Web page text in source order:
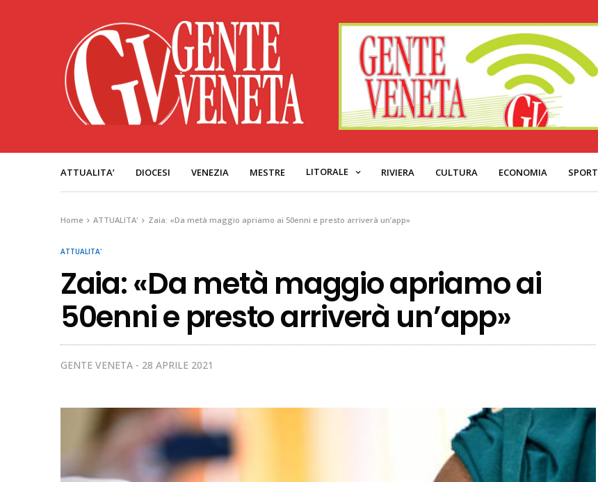
ATTUALITA’ DIOCESI VENEZIA MESTRE LITORALE RIVIERA CULTURA ECONOMIA SPORT
Home ATTUALITA' Zaia: «Da metà maggio apriamo ai 50enni e presto arriverà un’app»
ATTUALITA'
Zaia: «Da metà maggio apriamo ai
50enni e presto arriverà un’app»
GENTE VENETA 28 APRILE 2021